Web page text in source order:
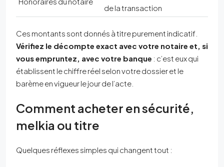
de la transaction
Ces montants sont donnés à titre purement indicatif.
Vérifiez le décompte exact avec votre notaire et, si
vous empruntez, avec votre banque : c’est eux qui
établissent le chiffre réel selon votre dossier et le
barème en vigueur le jour de l’acte.
Comment acheter en sécurité,
melkia ou titre
Quelques réflexes simples qui changent tout :